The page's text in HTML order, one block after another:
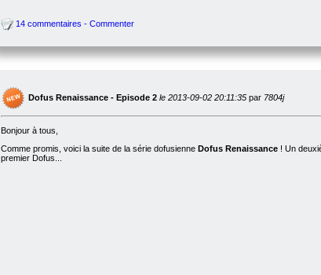
14 commentaires - Commenter
Dofus Renaissance - Episode 2 le 2013-09-02 20:11:35 par 7804j
Bonjour à tous,
Comme promis, voici la suite de la série dofusienne Dofus Renaissance ! Un
premier Dofus...